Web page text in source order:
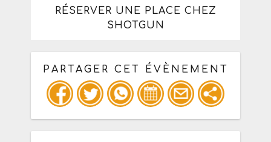
RÉSERVER UNE PLACE CHEZ
SHOTGUN
PARTAGER CET ÉVÈNEMENT
Copiez les infos ci-dessous pour un
: mail / forum / réseau social